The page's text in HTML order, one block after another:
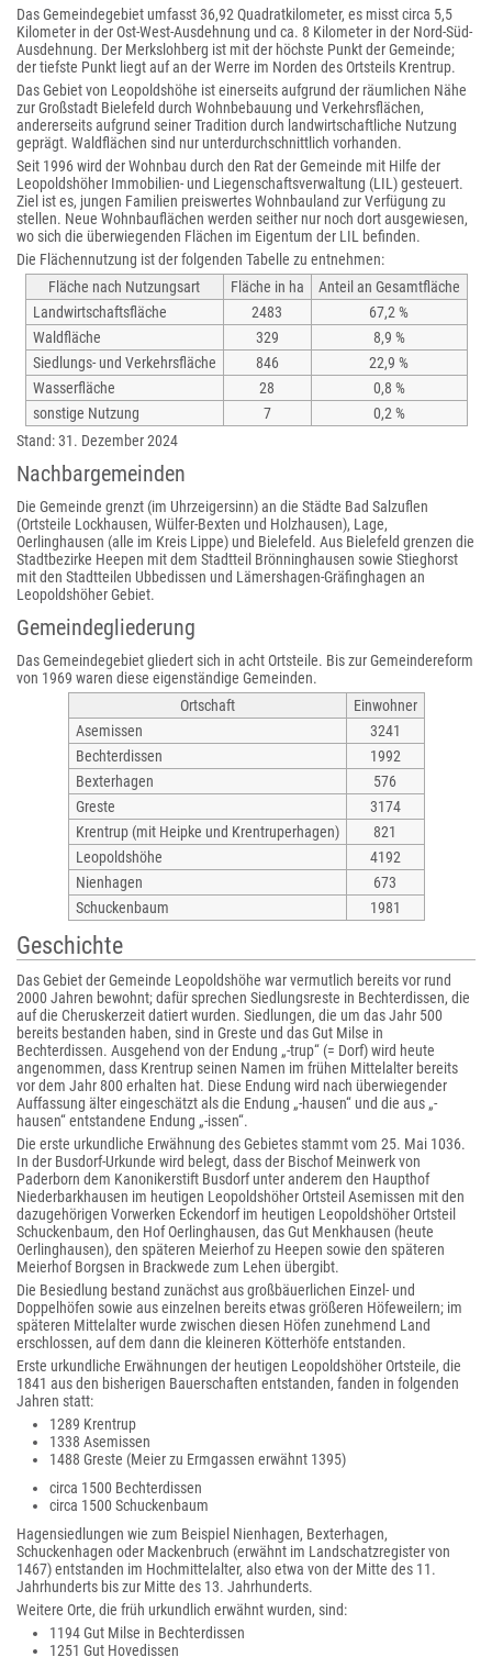
Das Gemeindegebiet umfasst 36,92 Quadratkilometer, es misst circa 5,5
Kilometer in der Ost-West-Ausdehnung und ca. 8 Kilometer in der Nord-Süd-
Ausdehnung. Der Merkslohberg ist mit der höchste Punkt der Gemeinde;
der tiefste Punkt liegt auf an der Werre im Norden des Ortsteils Krentrup.
Das Gebiet von Leopoldshöhe ist einerseits aufgrund der räumlichen Nähe
zur Großstadt Bielefeld durch Wohnbebauung und Verkehrsflächen,
andererseits aufgrund seiner Tradition durch landwirtschaftliche Nutzung
geprägt. Waldflächen sind nur unterdurchschnittlich vorhanden.
Seit 1996 wird der Wohnbau durch den Rat der Gemeinde mit Hilfe der
Leopoldshöher Immobilien- und Liegenschaftsverwaltung (LIL) gesteuert.
Ziel ist es, jungen Familien preiswertes Wohnbauland zur Verfügung zu
stellen. Neue Wohnbauflächen werden seither nur noch dort ausgewiesen,
wo sich die überwiegenden Flächen im Eigentum der LIL befinden.
Die Flächennutzung ist der folgenden Tabelle zu entnehmen:
Fläche nach Nutzungsart
Fläche in ha
Anteil an Gesamtfläche
Landwirtschaftsfläche
2483
67,2 %
Waldfläche
329
8,9 %
Siedlungs- und Verkehrsfläche
846
22,9 %
Wasserfläche
28
0,8 %
sonstige Nutzung
7
0,2 %
Stand: 31. Dezember 2024
Nachbargemeinden
Die Gemeinde grenzt (im Uhrzeigersinn) an die Städte Bad Salzuflen
(Ortsteile Lockhausen, Wülfer-Bexten und Holzhausen), Lage,
Oerlinghausen (alle im Kreis Lippe) und Bielefeld. Aus Bielefeld grenzen die
Stadtbezirke Heepen mit dem Stadtteil Brönninghausen sowie Stieghorst
mit den Stadtteilen Ubbedissen und Lämershagen-Gräfinghagen an
Leopoldshöher Gebiet.
Gemeindegliederung
Das Gemeindegebiet gliedert sich in acht Ortsteile. Bis zur Gemeindereform
von 1969 waren diese eigenständige Gemeinden.
Ortschaft
Einwohner
Asemissen
3241
Bechterdissen
1992
Bexterhagen
576
Greste
3174
Krentrup (mit Heipke und Krentruperhagen)
821
Leopoldshöhe
4192
Nienhagen
673
Schuckenbaum
1981
Geschichte
Das Gebiet der Gemeinde Leopoldshöhe war vermutlich bereits vor rund
2000 Jahren bewohnt; dafür sprechen Siedlungsreste in Bechterdissen, die
auf die Cheruskerzeit datiert wurden. Siedlungen, die um das Jahr 500
bereits bestanden haben, sind in Greste und das Gut Milse in
Bechterdissen. Ausgehend von der Endung „-trup“ (= Dorf) wird heute
angenommen, dass Krentrup seinen Namen im frühen Mittelalter bereits
vor dem Jahr 800 erhalten hat. Diese Endung wird nach überwiegender
Auffassung älter eingeschätzt als die Endung „-hausen“ und die aus „-
hausen“ entstandene Endung „-issen“.
Die erste urkundliche Erwähnung des Gebietes stammt vom 25. Mai 1036.
In der Busdorf-Urkunde wird belegt, dass der Bischof Meinwerk von
Paderborn dem Kanonikerstift Busdorf unter anderem den Haupthof
Niederbarkhausen im heutigen Leopoldshöher Ortsteil Asemissen mit den
dazugehörigen Vorwerken Eckendorf im heutigen Leopoldshöher Ortsteil
Schuckenbaum, den Hof Oerlinghausen, das Gut Menkhausen (heute
Oerlinghausen), den späteren Meierhof zu Heepen sowie den späteren
Meierhof Borgsen in Brackwede zum Lehen übergibt.
Die Besiedlung bestand zunächst aus großbäuerlichen Einzel- und
Doppelhöfen sowie aus einzelnen bereits etwas größeren Höfeweilern; im
späteren Mittelalter wurde zwischen diesen Höfen zunehmend Land
erschlossen, auf dem dann die kleineren Kötterhöfe entstanden.
Erste urkundliche Erwähnungen der heutigen Leopoldshöher Ortsteile, die
1841 aus den bisherigen Bauerschaften entstanden, fanden in folgenden
Jahren statt:
1289 Krentrup
1338 Asemissen
1488 Greste (Meier zu Ermgassen erwähnt 1395)
circa 1500 Bechterdissen
circa 1500 Schuckenbaum
Hagensiedlungen wie zum Beispiel Nienhagen, Bexterhagen,
Schuckenhagen oder Mackenbruch (erwähnt im Landschatzregister von
1467) entstanden im Hochmittelalter, also etwa von der Mitte des 11.
Jahrhunderts bis zur Mitte des 13. Jahrhunderts.
Weitere Orte, die früh urkundlich erwähnt wurden, sind:
1194 Gut Milse in Bechterdissen
1251 Gut Hovedissen